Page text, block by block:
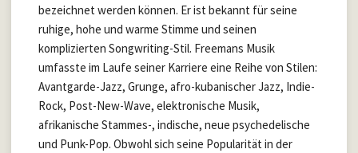
bezeichnet werden können. Er ist bekannt für seine
ruhige, hohe und warme Stimme und seinen
komplizierten Songwriting-Stil. Freemans Musik
umfasste im Laufe seiner Karriere eine Reihe von Stilen:
Avantgarde-Jazz, Grunge, afro-kubanischer Jazz, Indie-
Rock, Post-New-Wave, elektronische Musik,
afrikanische Stammes-, indische, neue psychedelische
und Punk-Pop. Obwohl sich seine Popularität in der